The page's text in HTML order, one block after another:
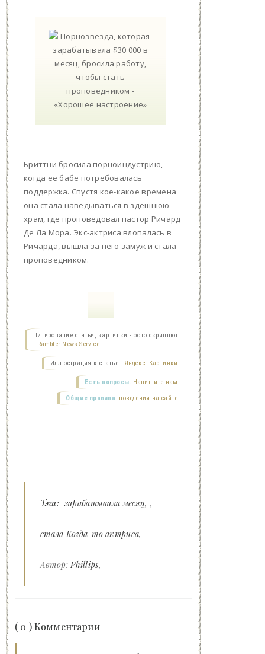
Бриттни бросила порноиндустрию,
когда ее бабе потребовалась
поддержка. Спустя кое-какое времена
она стала наведываться в здешнюю
храм, где проповедовал пастор Ричард
Де Ла Мора. Экс-актриса влопалась в
Ричарда, вышла за него замуж и стала
проповедником.
Цитирование статьи, картинки - фото скриншот
- Rambler News Service.
Иллюстрация к статье - Яндекс. Картинки.
Есть вопросы. Напишите нам.
Общие правила поведения на сайте.
Тэги: зарабатывала месяц ,
стала Когда-то актриса
Автор:Phillips
( 0 ) Комментарии